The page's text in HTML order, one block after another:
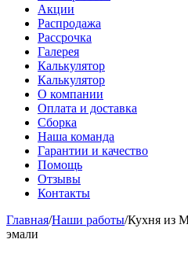
Акции
Распродажа
Рассрочка
Галерея
Калькулятор
Калькулятор
О компании
Оплата и доставка
Сборка
Наша команда
Гарантии и качество
Помощь
Отзывы
Контакты
Главная/Наши работы/Кухня из
эмали